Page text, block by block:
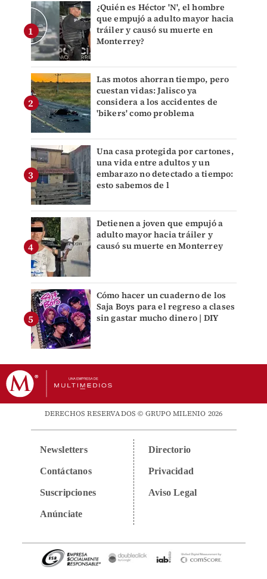
¿Quién es Héctor 'N', el hombre
que empujó a adulto mayor hacia
tráiler y causó su muerte en
Monterrey?
Las motos ahorran tiempo, pero
cuestan vidas: Jalisco ya
considera a los accidentes de
'bikers' como problema
Una casa protegida por cartones,
una vida entre adultos y un
embarazo no detectado a tiempo:
esto sabemos de l
Detienen a joven que empujó a
adulto mayor hacia tráiler y
causó su muerte en Monterrey
Cómo hacer un cuaderno de los
Saja Boys para el regreso a clases
sin gastar mucho dinero | DIY
DERECHOS RESERVADOS © GRUPO MILENIO 2026
Newsletters
Contáctanos
Suscripciones
Anúnciate
Directorio
Privacidad
Aviso Legal